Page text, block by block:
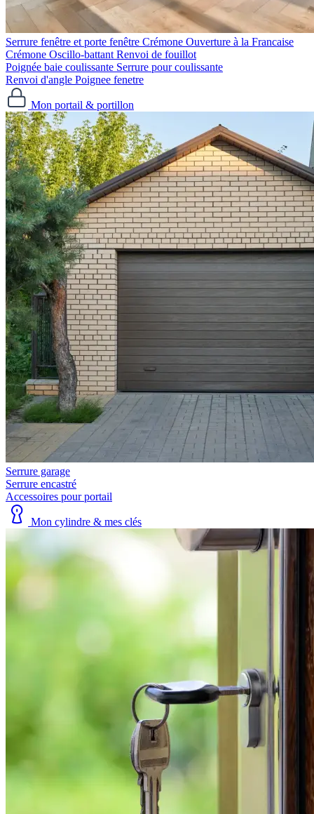
Serrure fenêtre et porte fenêtre
Crémone Ouverture à la Francaise
Crémone Oscillo-battant Renvoi de fouillot
Poignée baie coulissante Serrure pour coulissante
Renvoi d'angle Poignee fenetre
Mon portail & portillon
Serrure garage
Serrure encastré
Accessoires pour portail
Mon cylindre & mes clés